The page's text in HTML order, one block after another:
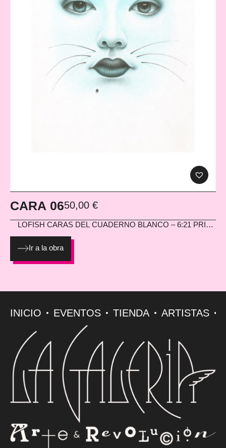
CARA 0650,00 €
LOFISH CARAS DEL CUADERNO BLANCO – 6:21 PRINT
Ir a la obra
INICIO EVENTOS TIENDA ARTISTAS